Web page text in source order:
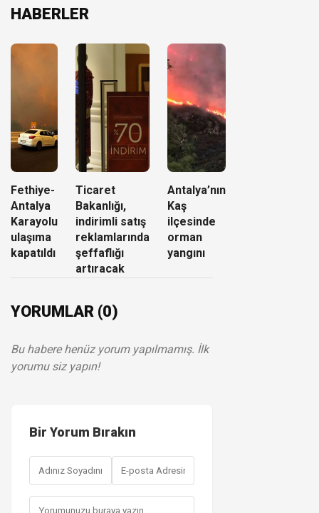
HABERLER
Fethiye-
Antalya
Karayolu
ulaşıma
kapatıldı
Ticaret
Bakanlığı,
indirimli satış
reklamlarında
şeffaflığı
artıracak
Antalya’nın
Kaş
ilçesinde
orman
yangını
YORUMLAR (0)
Bu habere henüz yorum yapılmamış. İlk
yorumu siz yapın!
Bir Yorum Bırakın